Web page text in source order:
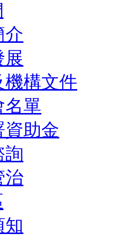
介
展
機構文件
名單
資助金
詢
治
知